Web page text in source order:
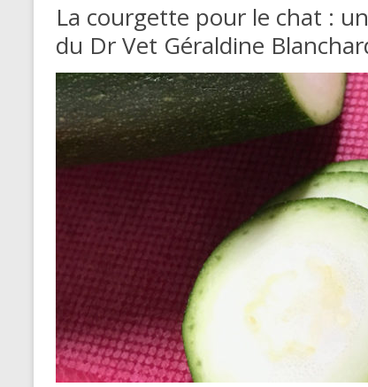
La courgette pour le chat :
du Dr Vet Géraldine